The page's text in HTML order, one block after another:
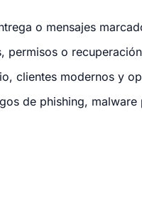
o mensajes
permisos o
clientes modernos y
de phishing,